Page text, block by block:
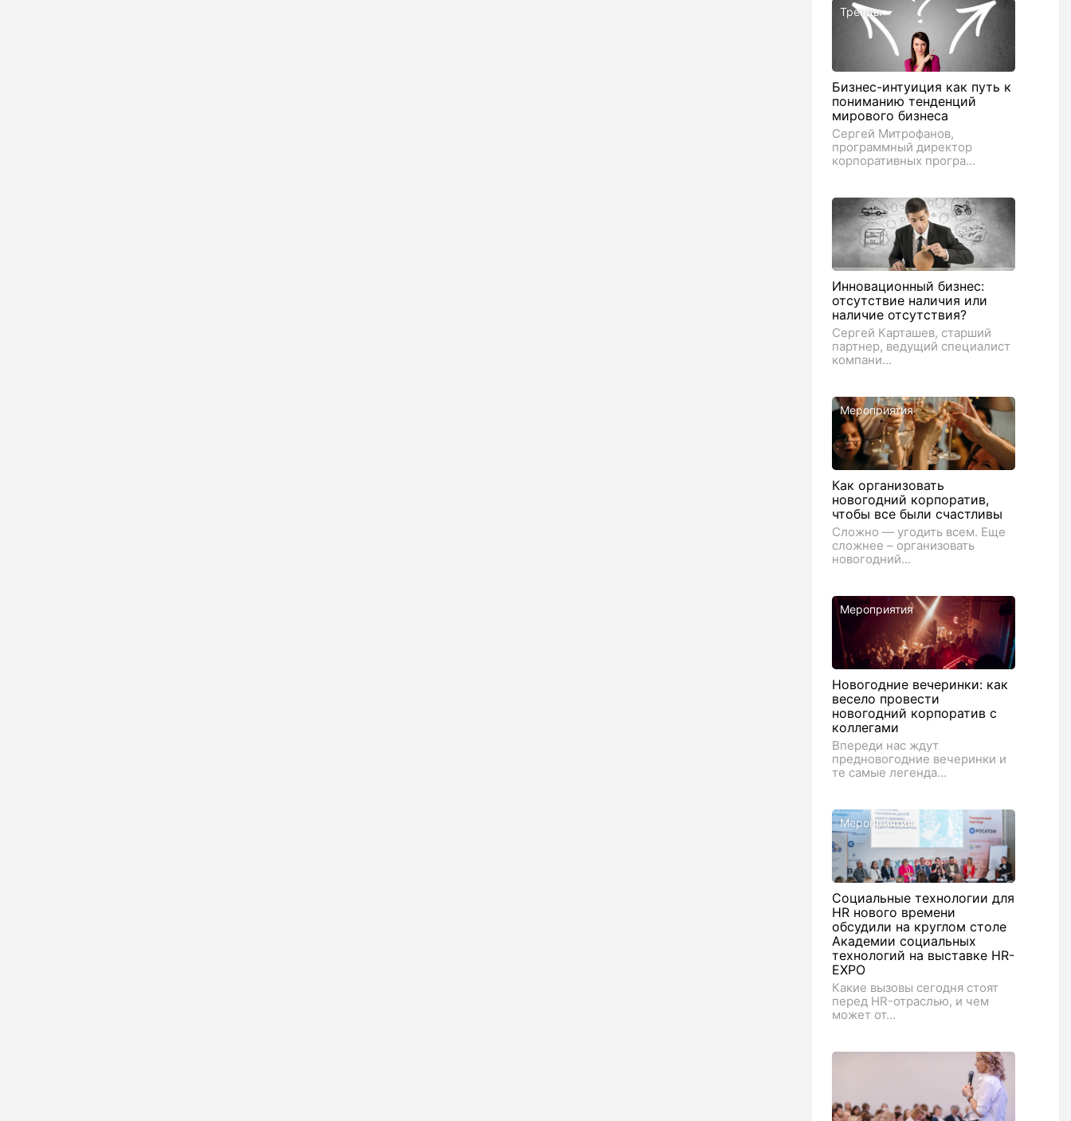
Тренды
Бизнес-интуиция как путь к
пониманию тенденций
мирового бизнеса
Сергей Митрофанов,
программный директор
корпоративных програ...
Инновационный бизнес:
отсутствие наличия или
наличие отсутствия?
Сергей Карташев, старший
партнер, ведущий специалист
компани...
Мероприятия
Как организовать
новогодний корпоратив,
чтобы все были счастливы
Сложно — угодить всем. Еще
сложнее – организовать
новогодний...
Мероприятия
Новогодние вечеринки: как
весело провести
новогодний корпоратив с
коллегами
Впереди нас ждут
предновогодние вечеринки и
те самые легенда...
Мероприятия
Социальные технологии для
HR нового времени
обсудили на круглом столе
Академии социальных
технологий на выставке HR-
EXPO
Какие вызовы сегодня стоят
перед HR-отраслью, и чем
может от...